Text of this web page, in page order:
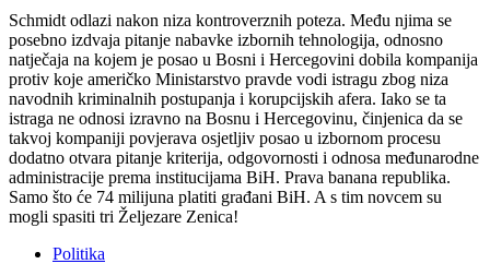
Schmidt odlazi nakon niza kontroverznih poteza. Među njima se
posebno izdvaja pitanje nabavke izbornih tehnologija, odnosno
natječaja na kojem je posao u Bosni i Hercegovini dobila kompanija
protiv koje američko Ministarstvo pravde vodi istragu zbog niza
navodnih kriminalnih postupanja i korupcijskih afera. Iako se ta
istraga ne odnosi izravno na Bosnu i Hercegovinu, činjenica da se
takvoj kompaniji povjerava osjetljiv posao u izbornom procesu
dodatno otvara pitanje kriterija, odgovornosti i odnosa međunarodne
administracije prema institucijama BiH. Prava banana republika.
Samo što će 74 milijuna platiti građani BiH. A s tim novcem su
mogli spasiti tri Željezare Zenica!
Politika